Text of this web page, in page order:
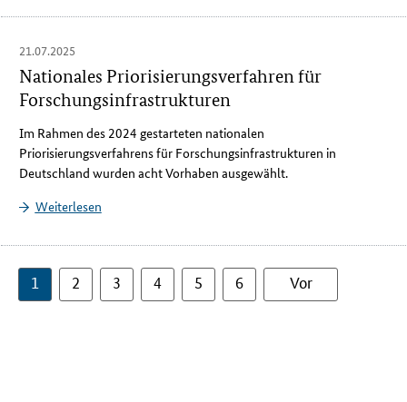
21.07.2025
Nationales Priorisierungsverfahren für
Forschungsinfrastrukturen
Im Rahmen des 2024 gestarteten nationalen
Priorisierungsverfahrens für Forschungsinfrastrukturen in
Deutschland wurden acht Vorhaben ausgewählt.
Weiterlesen
1 2 3 4 5 6 Vor